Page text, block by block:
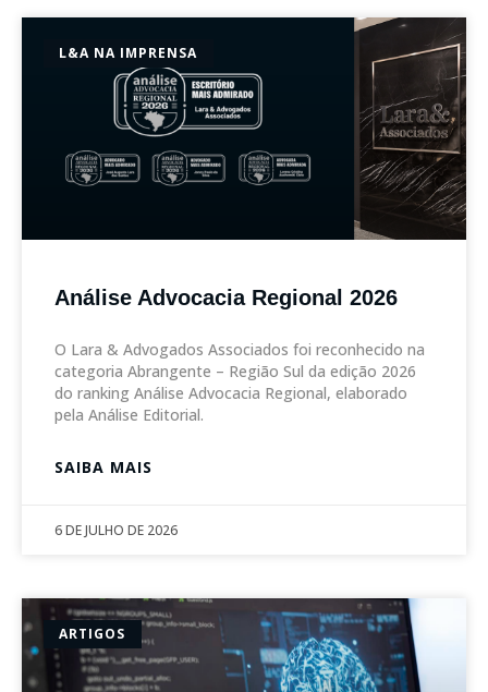
L&A NA IMPRENSA
Análise Advocacia Regional 2026
O Lara & Advogados Associados foi reconhecido na
categoria Abrangente – Região Sul da edição 2026
do ranking Análise Advocacia Regional, elaborado
pela Análise Editorial.
SAIBA MAIS
6 DE JULHO DE 2026
ARTIGOS